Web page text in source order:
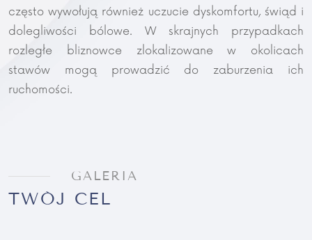
często wywołują również uczucie dyskomfortu, świąd i
dolegliwości bólowe. W skrajnych przypadkach
rozległe bliznowce zlokalizowane w okolicach
stawów mogą prowadzić do zaburzenia ich
ruchomości.
GALERIA
TWÓJ CEL